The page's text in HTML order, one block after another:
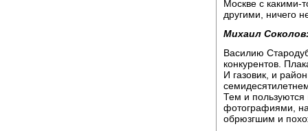
Москве с какими-
другими, ничего
Михаил
Василию
конкурентов.
И газовик, и
Тем и пользуются
фотографиями,
обрюзгшим и